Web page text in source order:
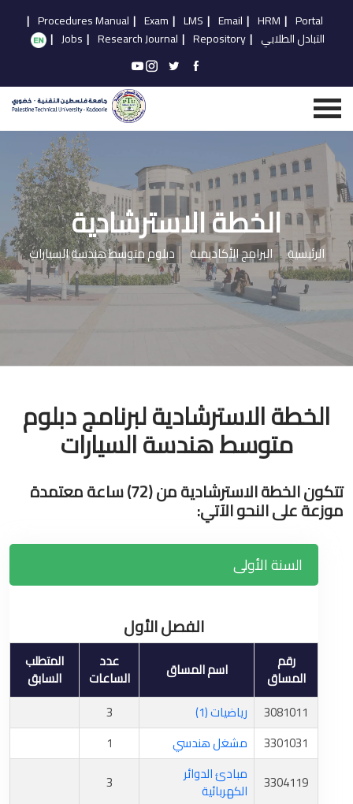
Portal
|
HRM
|
Email
|
LMS
|
Exam
|
Procedures Manual
|
التبادل الطلابي |
Repository
|
Research Journal
|
Jobs
|
الخطة الاسترشادية
الرئيسية البرامج الأكاديمية دبلوم متوسط هندسة السيارات
الخطة الاسترشادية لبرنامج دبلوم
متوسط هندسة السيارات
تتكون الخطة الاسترشادية من (72) ساعة معتمدة
موزعة على النحو الآتي:
السنة الأولى
الفصل الأول
رقم
المساق اسم المساق عدد
الساعات
المتطلب
السابق
3081011
رياضيات (1)
3
3301031
مشغل هندسي
1
3304119
مبادئ الدوائر
الكهربائية 3